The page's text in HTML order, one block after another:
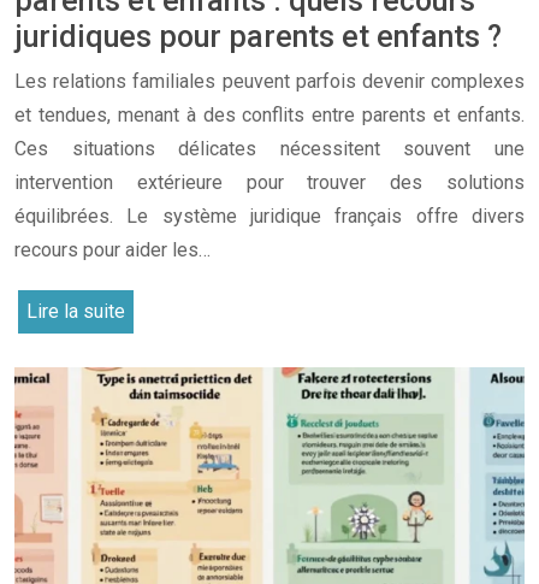
juridiques pour parents et enfants ?
Les relations familiales peuvent parfois devenir complexes
et tendues, menant à des conflits entre parents et enfants.
Ces situations délicates nécessitent souvent une
intervention extérieure pour trouver des solutions
équilibrées. Le système juridique français offre divers
recours pour aider les…
Lire la suite